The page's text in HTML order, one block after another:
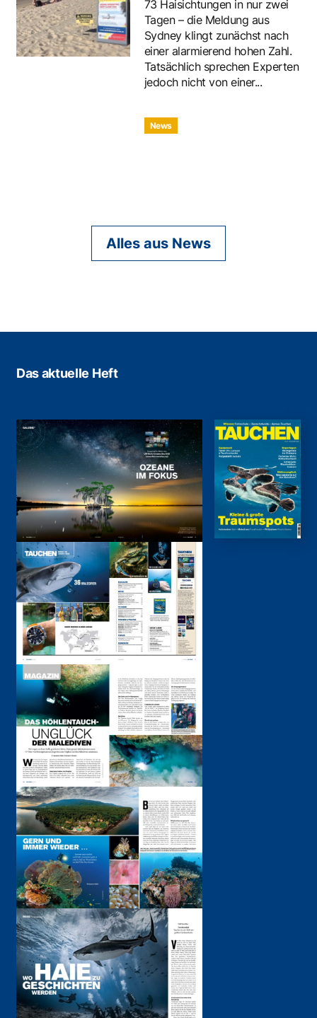
73 Haisichtungen in nur zwei
Tagen – die Meldung aus
Sydney klingt zunächst nach
einer alarmierend hohen Zahl.
Tatsächlich sprechen Experten
jedoch nicht von einer...
News
Alles aus News
Das aktuelle Heft